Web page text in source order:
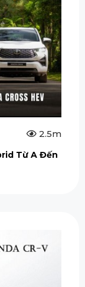
2.5m
Từ A Đến